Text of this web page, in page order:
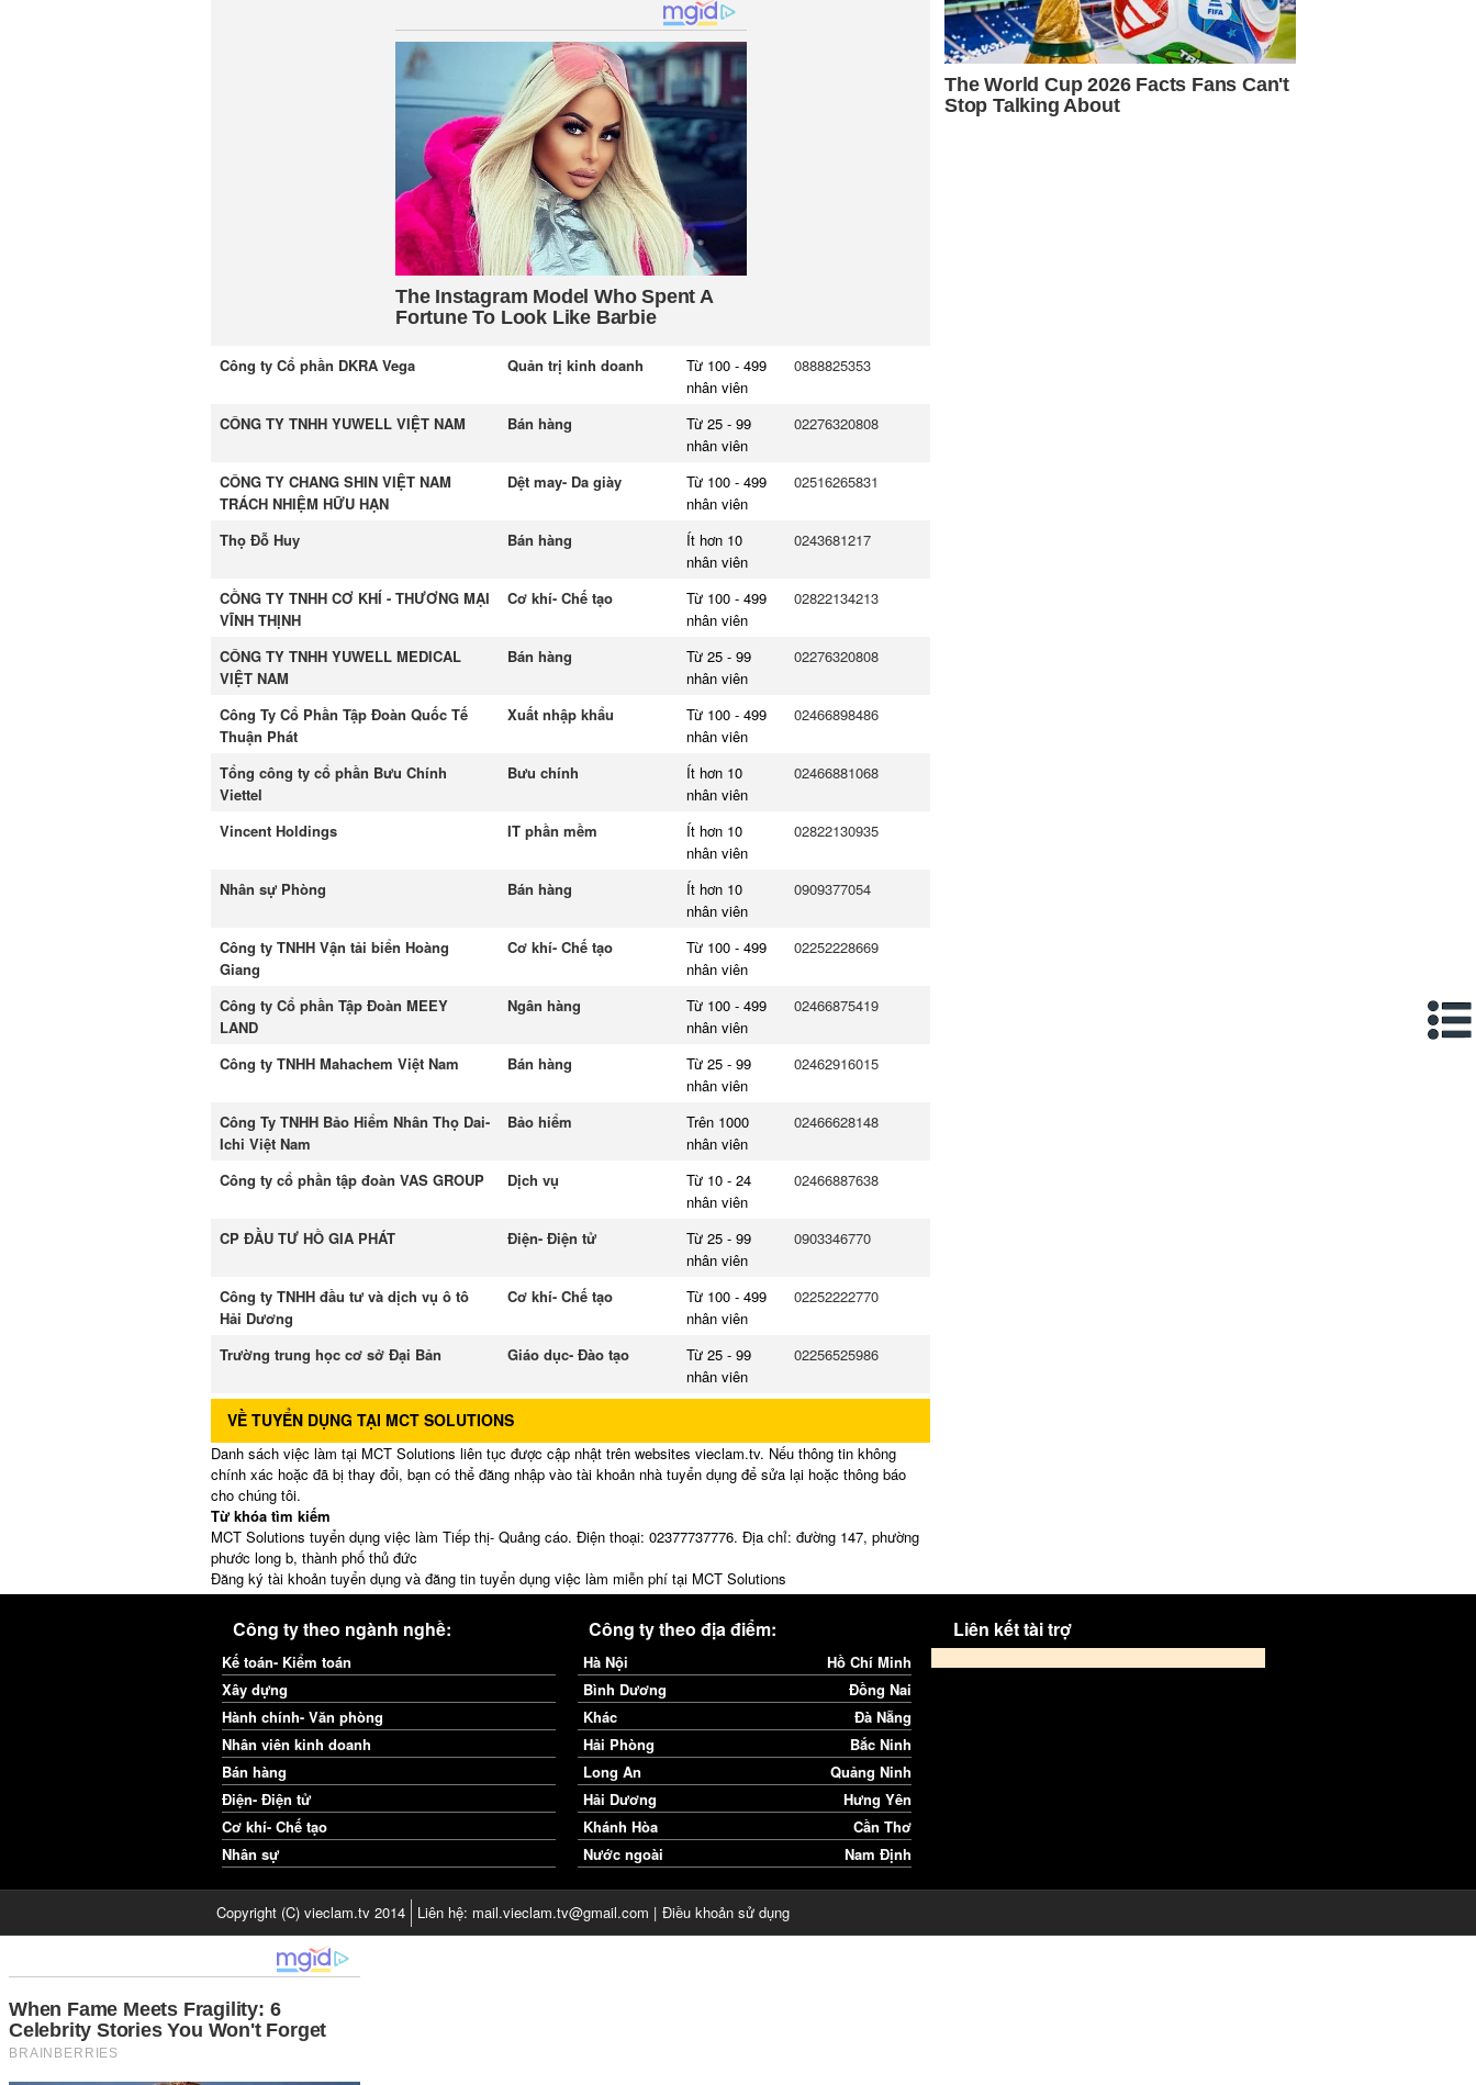
Công ty Cổ phần DKRA Vega Quản trị kinh doanh
Từ 100 - 499
nhân viên
0888825353
CÔNG TY TNHH YUWELL VIỆT NAM Bán hàng
Từ 25 - 99
nhân viên
02276320808
CÔNG TY CHANG SHIN VIỆT NAM
TRÁCH NHIỆM HỮU HẠN
Dệt may- Da giày
Từ 100 - 499
nhân viên
02516265831
Thọ Đỗ Huy Bán hàng
Ít hơn 10
nhân viên
0243681217
CỒNG TY TNHH CƠ KHÍ - THƯƠNG MẠI
VĨNH THỊNH
Cơ khí- Chế tạo
Từ 100 - 499
nhân viên
02822134213
CÔNG TY TNHH YUWELL MEDICAL
VIỆT NAM
Bán hàng
Từ 25 - 99
nhân viên
02276320808
Công Ty Cổ Phần Tập Đoàn Quốc Tế
Thuận Phát
Xuất nhập khẩu
Từ 100 - 499
nhân viên
02466898486
Tổng công ty cổ phần Bưu Chính
Viettel
Bưu chính
Ít hơn 10
nhân viên
02466881068
Vincent Holdings IT phần mềm
Ít hơn 10
nhân viên
02822130935
Nhân sự Phòng Bán hàng
Ít hơn 10
nhân viên
0909377054
Công ty TNHH Vận tải biển Hoàng
Giang
Cơ khí- Chế tạo
Từ 100 - 499
nhân viên
02252228669
Công ty Cổ phần Tập Đoàn MEEY
LAND
Ngân hàng
Từ 100 - 499
nhân viên
02466875419
Công ty TNHH Mahachem Việt Nam Bán hàng
Từ 25 - 99
nhân viên
02462916015
Công Ty TNHH Bảo Hiểm Nhân Thọ Dai-
Ichi Việt Nam
Bảo hiểm
Trên 1000
nhân viên
02466628148
Công ty cổ phần tập đoàn VAS GROUP Dịch vụ
Từ 10 - 24
nhân viên
02466887638
CP ĐẦU TƯ HỒ GIA PHÁT Điện- Điện tử
Từ 25 - 99
nhân viên
0903346770
Công ty TNHH đầu tư và dịch vụ ô tô
Hải Dương
Cơ khí- Chế tạo
Từ 100 - 499
nhân viên
02252222770
Trường trung học cơ sở Đại Bản Giáo dục- Đào tạo
Từ 25 - 99
nhân viên
02256525986
VỀ TUYỂN DỤNG TẠI MCT SOLUTIONS
Danh sách việc làm tại MCT Solutions liên tục được cập nhật trên websites vieclam.tv. Nếu thông tin không
chính xác hoặc đã bị thay đổi, bạn có thể đăng nhập vào tài khoản nhà tuyển dụng để sửa lại hoặc thông báo
cho chúng tôi.
Từ khóa tìm kiếm
MCT Solutions tuyển dụng việc làm Tiếp thị- Quảng cáo. Điện thoại: 02377737776. Địa chỉ: đường 147, phường
phước long b, thành phố thủ đức
Đăng ký tài khoản tuyển dụng và đăng tin tuyển dụng việc làm miễn phí tại MCT Solutions
Công ty theo ngành nghề:
Kế toán- Kiểm toán
Xây dựng
Hành chính- Văn phòng
Nhân viên kinh doanh
Bán hàng
Điện- Điện tử
Cơ khí- Chế tạo
Nhân sự
Công ty theo địa điểm:
Hà Nội
Hồ Chí Minh
Bình Dương
Đồng Nai
Khác
Đà Nẵng
Hải Phòng
Bắc Ninh
Long An
Quảng Ninh
Hải Dương
Hưng Yên
Khánh Hòa
Cần Thơ
Nước ngoài
Nam Định
Liên kết tài trợ
Copyright (C) vieclam.tv 2014 Liên hệ: mail.vieclam.tv@gmail.com | Điều khoản sử dụng